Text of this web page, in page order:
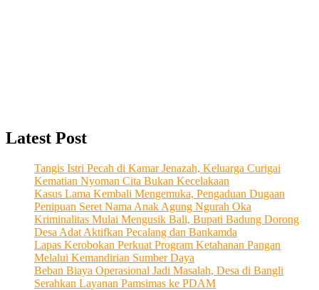
Latest Post
Tangis Istri Pecah di Kamar Jenazah, Keluarga Curigai
Kematian Nyoman Cita Bukan Kecelakaan
Kasus Lama Kembali Mengemuka, Pengaduan Dugaan
Penipuan Seret Nama Anak Agung Ngurah Oka
Kriminalitas Mulai Mengusik Bali, Bupati Badung Dorong
Desa Adat Aktifkan Pecalang dan Bankamda
Lapas Kerobokan Perkuat Program Ketahanan Pangan
Melalui Kemandirian Sumber Daya
Beban Biaya Operasional Jadi Masalah, Desa di Bangli
Serahkan Layanan Pamsimas ke PDAM